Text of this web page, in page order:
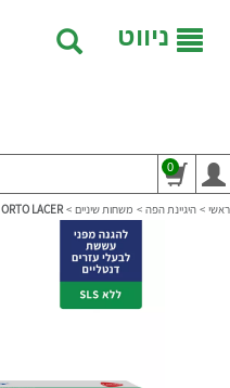
ניווט
0
ראשי > היגיינת הפה > משחות שיניים > ‎ORTO LACER‎ משחת שיניים ג'ל למטופלים אורתודנטים